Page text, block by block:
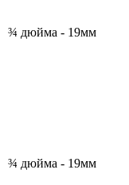
¾ дюйма - 19мм
¾ дюйма - 19мм